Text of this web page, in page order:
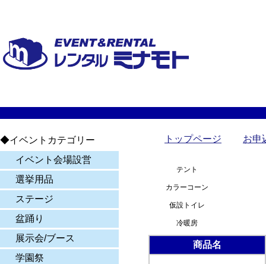
◆イベントカテゴリー
イベント会場設営
選挙用品
ステージ
盆踊り
展示会/ブース
学園祭
トップページ お申
テント
カラーコーン
仮設トイレ
冷暖房
商品名